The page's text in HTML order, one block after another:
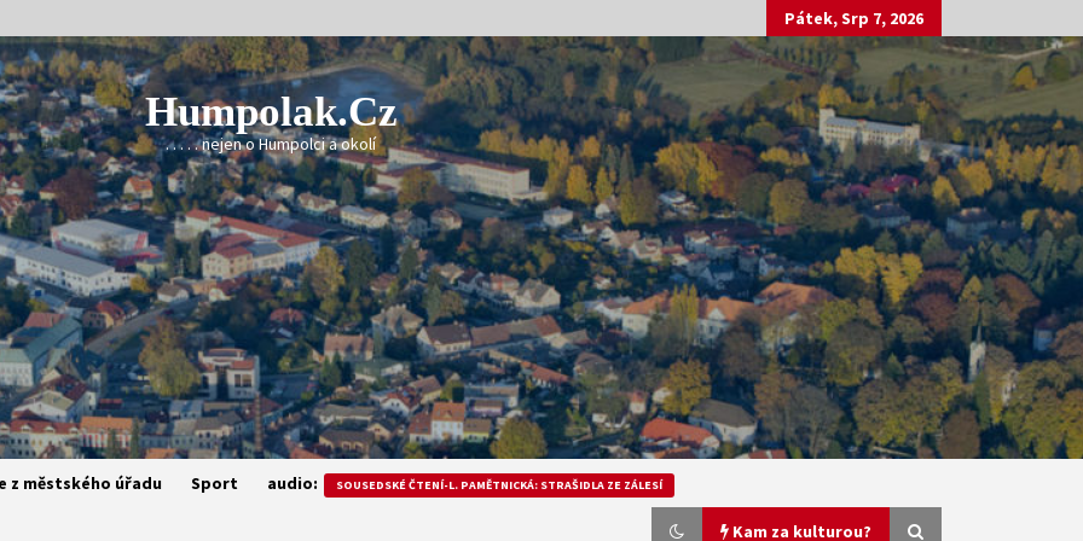
Pátek, Srp 7, 2026
Humpolak.cz
. . . . . nejen o Humpolci a okolí
z městského úřadu Sport audio: SOUSEDSKÉ ČTENÍ-L. PAMĚTNICKÁ: STRAŠIDLA ZE ZÁLESÍ
Kam za kulturou?